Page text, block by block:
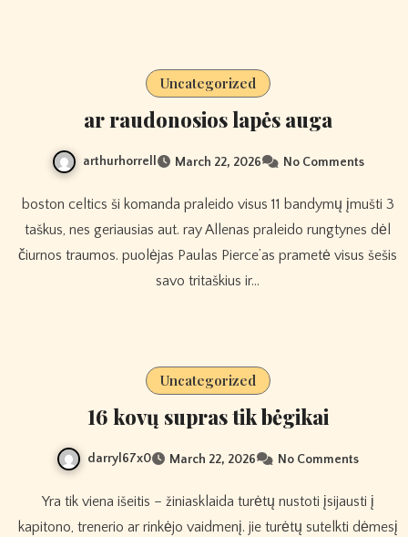
Uncategorized
ar raudonosios lapės auga
arthurhorrell March 22, 2026 No Comments
boston celtics ši komanda praleido visus 11 bandymų įmušti 3
taškus, nes geriausias aut. ray Allenas praleido rungtynes ​​dėl
čiurnos traumos. puolėjas Paulas Pierce’as prametė visus šešis
savo tritaškius ir…
Uncategorized
16 kovų supras tik bėgikai
darryl67x0 March 22, 2026 No Comments
Yra tik viena išeitis – žiniasklaida turėtų nustoti įsijausti į
kapitono, trenerio ar rinkėjo vaidmenį. jie turėtų sutelkti dėmesį